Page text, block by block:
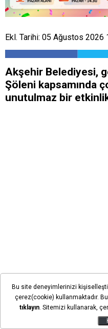
Ekl. Tarihi: 05 Ağustos 2026
Akşehir Belediyesi,
Şöleni kapsamında
unutulmaz bir etkinlik
Bu site deneyimlerinizi
çerez(cookie) kullanmaktadır.
tıklayın. Sitemizi kullanarak,